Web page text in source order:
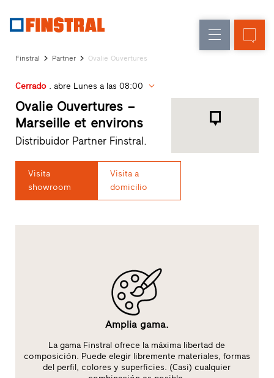
de
entrada
Acristalamientos
nueva
para
Arquitectos
Programa
Finstral
Partner
de
distribuidores
Finstral Partner Ovalie Ouvertures
Cerrado. abre Lunes a las 08:00
Ovalie Ouvertures –
Marseille et environs
Distribuidor Partner Finstral.
Visita
showroom
Visita a
domicilio
Amplia gama.
La gama Finstral ofrece la máxima libertad de
composición. Puede elegir libremente materiales, formas
del perfil, colores y superficies. (Casi) cualquier